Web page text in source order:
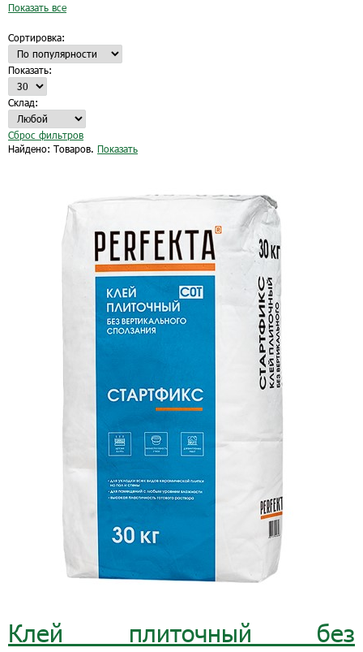
Показать все
Сортировка:
Показать:
Склад:
Сброс фильтров
Найдено: Товаров. Показать
Клей плиточный без